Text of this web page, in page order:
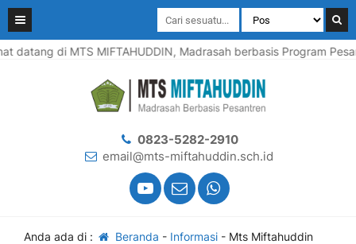
datang di MTS MIFTAHUDDIN, Madrasah berbasis Program
0823-5282-2910
email@mts-miftahuddin.sch.id
Anda ada di : Beranda - Informasi- Mts Miftahuddin